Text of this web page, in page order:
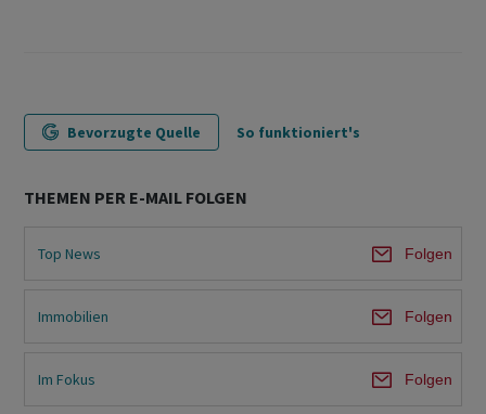
Bevorzugte Quelle So funktioniert's
THEMEN PER E-MAIL FOLGEN
Top News Folgen
Immobilien Folgen
Im Fokus Folgen